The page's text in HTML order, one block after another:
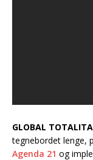
GLOBAL
tegnebordet lenge,
Agenda 21 og